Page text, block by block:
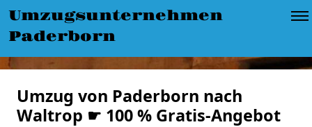
Umzugsunternehmen
Paderborn
Umzug von Paderborn nach
Waltrop ☛ 100 % Gratis-Angebot